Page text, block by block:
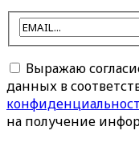
Выражаю
данных в
на получение